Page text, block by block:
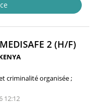
2 (H/F)
criminalité organisée ;
12:12